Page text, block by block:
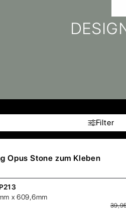
Filter
Opus Stone zum Kleben
x 609,6mm